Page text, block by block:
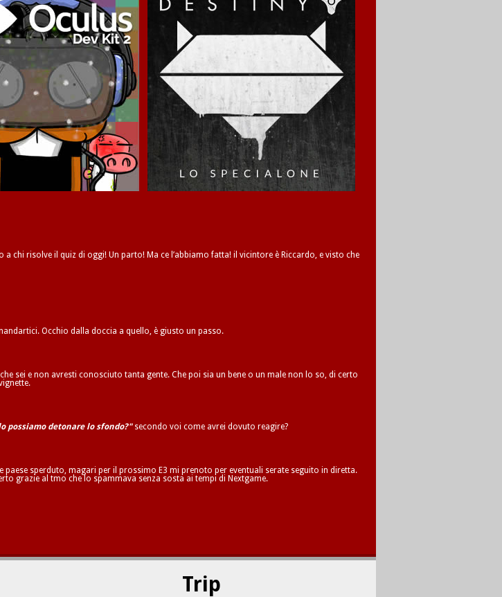
chi risolve il quiz di oggi! Un parto! Ma ce l’abbiamo fatta! il vicintore è Riccardo, e visto che
Occhio dalla doccia a quello, è giusto un passo.
sei e non avresti conosciuto tanta gente. Che poi sia un bene o un male non lo so, di certo
possiamo detonare lo sfondo?"secondo voi come avrei dovuto reagire?
sperduto, magari per il prossimo E3 mi prenoto per eventuali serate seguito in diretta.
grazie al tmo che lo spammava senza sosta ai tempi di Nextgame.
Trip